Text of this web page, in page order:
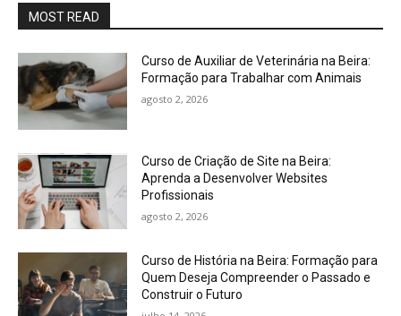
MOST READ
Curso de Auxiliar de Veterinária na Beira:
Formação para Trabalhar com Animais
agosto 2, 2026
Curso de Criação de Site na Beira:
Aprenda a Desenvolver Websites
Profissionais
agosto 2, 2026
Curso de História na Beira: Formação para
Quem Deseja Compreender o Passado e
Construir o Futuro